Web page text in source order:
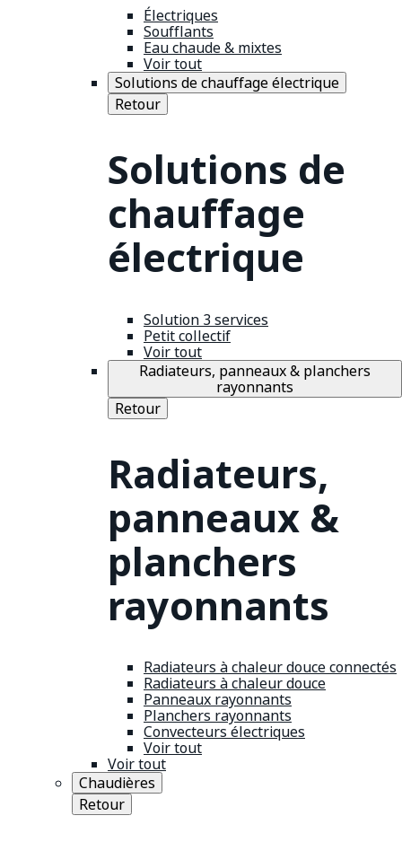
Électriques
Soufflants
Eau chaude & mixtes
Voir tout
Solutions de chauffage électrique
Retour
Solutions de
chauffage
électrique
Solution 3 services
Petit collectif
Voir tout
Radiateurs, panneaux & planchers
rayonnants
Retour
Radiateurs,
panneaux &
planchers
rayonnants
Radiateurs à chaleur douce connectés
Radiateurs à chaleur douce
Panneaux rayonnants
Planchers rayonnants
Convecteurs électriques
Voir tout
Voir tout
Chaudières
Retour